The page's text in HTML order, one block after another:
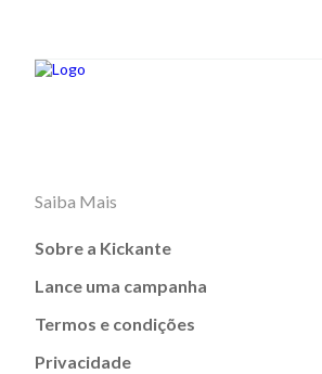
Saiba Mais
Sobre a Kickante
Lance uma campanha
Termos e condições
Privacidade